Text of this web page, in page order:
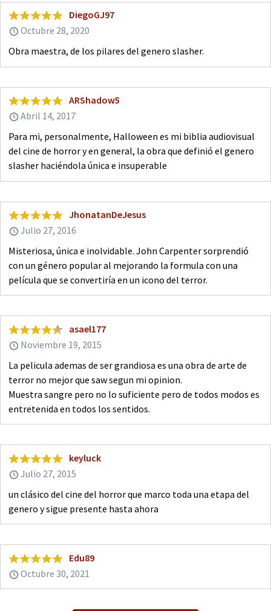
DiegoGJ97
Octubre 28, 2020
Obra maestra, de los pilares del genero slasher.
ARShadow5
Abril 14, 2017
Para mi, personalmente, Halloween es mi biblia audiovisual
del cine de horror y en general, la obra que definió el genero
slasher haciéndola única e insuperable
JhonatanDeJesus
Julio 27, 2016
Misteriosa, única e inolvidable. John Carpenter sorprendió
con un género popular al mejorando la formula con una
película que se convertiría en un icono del terror.
asael177
Noviembre 19, 2015
La pelicula ademas de ser grandiosa es una obra de arte de
terror no mejor que saw segun mi opinion.
Muestra sangre pero no lo suficiente pero de todos modos es
entretenida en todos los sentidos.
keyluck
Julio 27, 2015
un clásico del cine del horror que marco toda una etapa del
genero y sigue presente hasta ahora
Edu89
Octubre 30, 2021